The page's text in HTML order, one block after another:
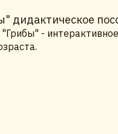
дидактическое
-